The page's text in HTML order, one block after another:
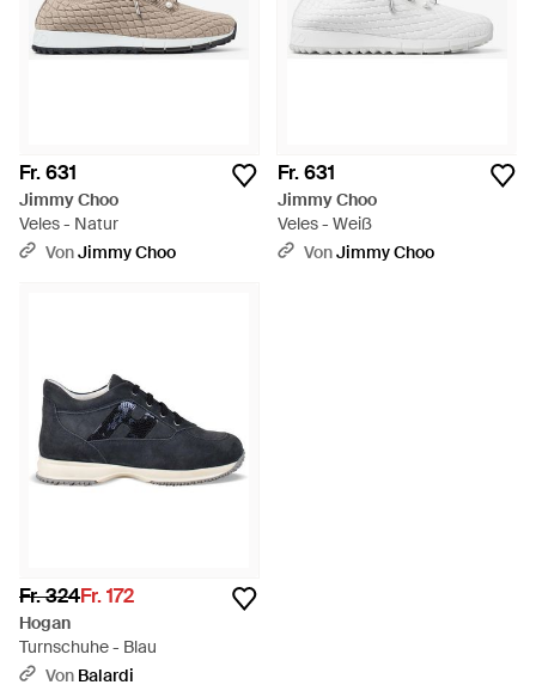
Fr. 631
Jimmy Choo
Veles - Natur
VonJimmy Choo
Fr. 631
Jimmy Choo
Veles - Weiß
VonJimmy Choo
Fr. 324Fr. 172
Hogan
Turnschuhe - Blau
Von Balardi